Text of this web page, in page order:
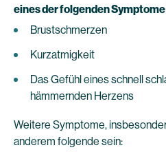
eines der folgenden
Brustschmerzen
Kurzatmigkeit
Das Gefühl eines schnell
hämmernden Herzens
Weitere Symptome,
anderem folgende sein: